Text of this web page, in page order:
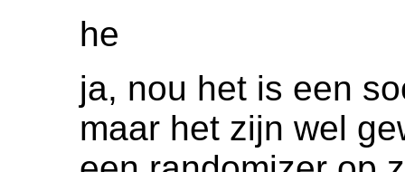
he
ja, nou het is een
maar het zijn wel